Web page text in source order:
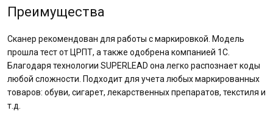
Преимущества
Сканер рекомендован для работы с маркировкой. Модель
прошла тест от ЦРПТ, а также одобрена компанией 1С.
Благодаря технологии SUPERLEAD она легко распознает коды
любой сложности. Подходит для учета любых маркированных
товаров: обуви, сигарет, лекарственных препаратов, текстиля и
т.д.